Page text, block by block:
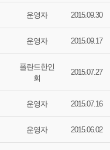
운영자 2015.09.30
운영자 2015.09.17
폴란드한인
회
2015.07.27
운영자 2015.07.16
운영자 2015.06.02